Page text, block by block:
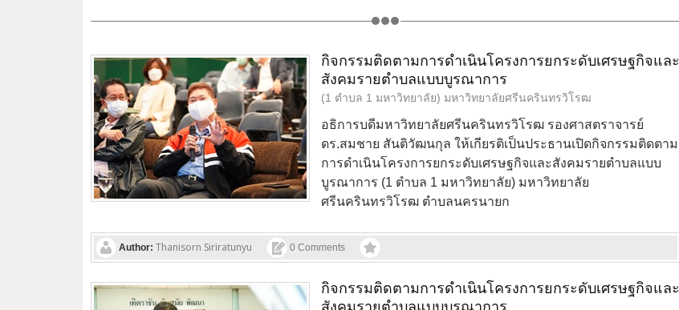
กิจกรรมติดตามการดำเนินโครงการยกระดับเศรษฐกิจและ
สังคมรายตำบลแบบบูรณาการ
(1 ตำบล 1 มหาวิทยาลัย) มหาวิทยาลัยศรีนครินทรวิโรฒ
อธิการบดีมหาวิทยาลัยศรีนครินทรวิโรฒ รองศาสตราจารย์
ดร.สมชาย สันติวัฒนกุล ให้เกียรติเป็นประธานเปิดกิจกรรมติดตาม
การดำเนินโครงการยกระดับเศรษฐกิจและสังคมรายตำบลแบบ
บูรณาการ (1 ตำบล 1 มหาวิทยาลัย) มหาวิทยาลัย
ศรีนครินทรวิโรฒ ตำบลนครนายก
Author: Thanisorn Siriratunyu 0 Comments
กิจกรรมติดตามการดำเนินโครงการยกระดับเศรษฐกิจและ